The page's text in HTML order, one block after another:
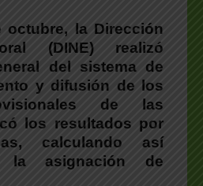
octubre, la Dirección
(DINE) realizó
del sistema de
y difusión de los
de las
los resultados por
calculando así
la asignación de